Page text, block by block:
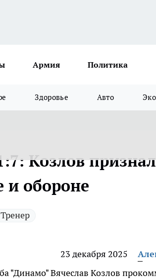
Армия Политика
Здоровье Авто
Козлов признал
и обороне
Тренер
23 декабря 2025
"Динамо" Вячеслав Козлов